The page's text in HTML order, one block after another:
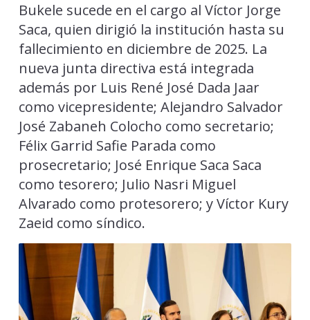
Bukele sucede en el cargo al Víctor Jorge
Saca, quien dirigió la institución hasta su
fallecimiento en diciembre de 2025. La
nueva junta directiva está integrada
además por Luis René José Dada Jaar
como vicepresidente; Alejandro Salvador
José Zabaneh Colocho como secretario;
Félix Garrid Safie Parada como
prosecretario; José Enrique Saca Saca
como tesorero; Julio Nasri Miguel
Alvarado como protesorero; y Víctor Kury
Zaeid como síndico.